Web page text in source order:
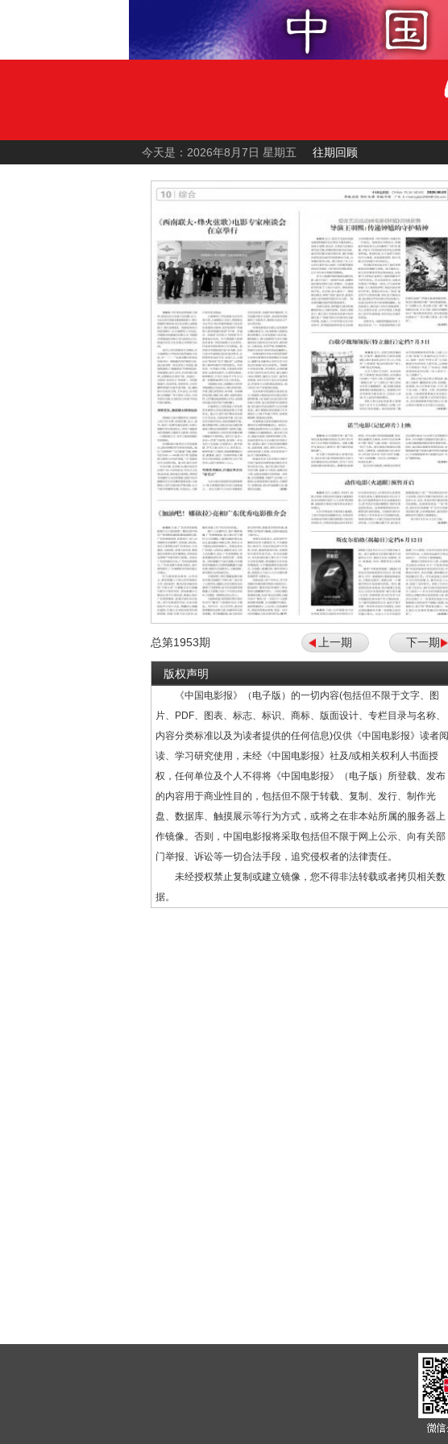
今天是：2026年8月7日 星期五 往期回顾
总第1953期 上一期 下一期
版权声明
《中国电影报》（电子版）的一切内容(包括但不限于文字、图
片、PDF、图表、标志、标识、商标、版面设计、专栏目录与名称、
内容分类标准以及为读者提供的任何信息)仅供《中国电影报》读者阅
读、学习研究使用，未经《中国电影报》社及/或相关权利人书面授
权，任何单位及个人不得将《中国电影报》（电子版）所登载、发布
的内容用于商业性目的，包括但不限于转载、复制、发行、制作光
盘、数据库、触摸展示等行为方式，或将之在非本站所属的服务器上
作镜像。否则，中国电影报将采取包括但不限于网上公示、向有关部
门举报、诉讼等一切合法手段，追究侵权者的法律责任。
未经授权禁止复制或建立镜像，您不得非法转载或者拷贝相关数
据。